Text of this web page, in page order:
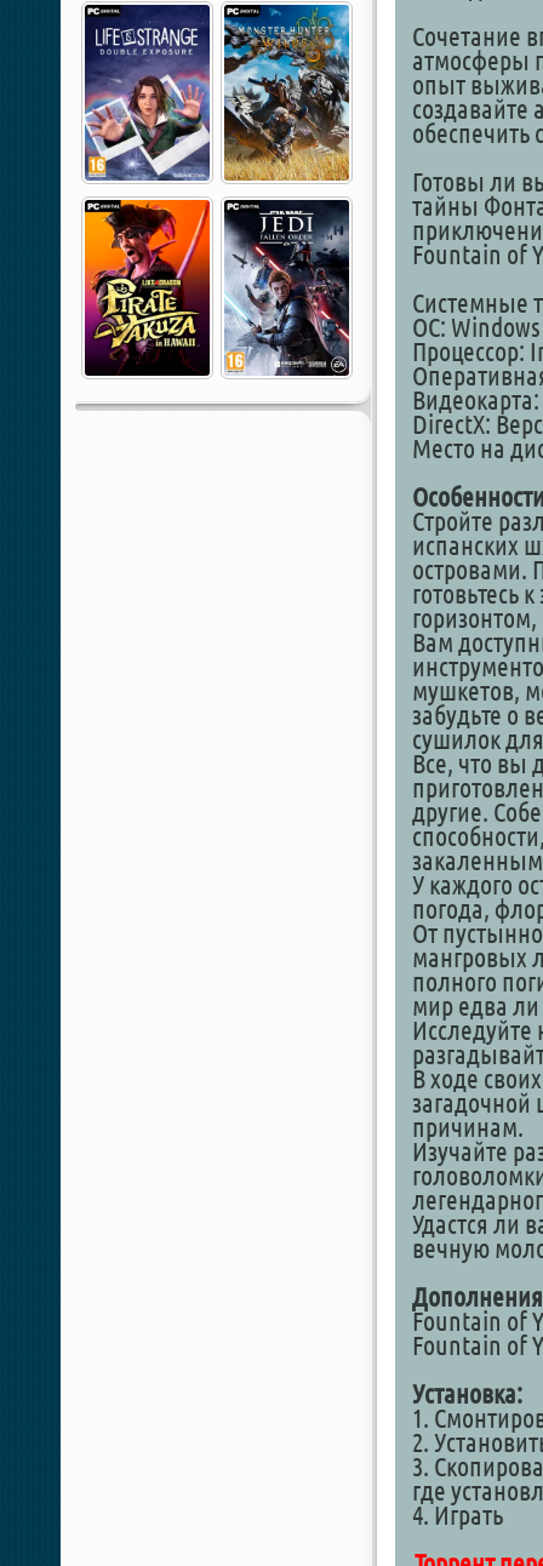
Сочетание
атмосферы
опыт
создавайте
Готовы ли
тайны
Fountain of
Системные
ОС: Windows
Процессор:
DirectX:
Место на
Стройте
испанских
островами.
готовьтесь
Вам
мушкетов,
забудьте о
сушилок
Все, что вы
другие.
У каждого
погода,
От
мангровых
полного
мир едва
Исследуйте
В ходе
причинам.
Изучайте
Удастся ли
вечную
Fountain of
Fountain of
Установка:
1.
2.
3.
где
4. Играть